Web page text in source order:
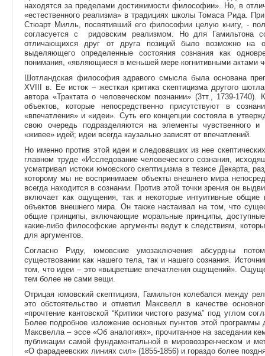
находятся за пределами достижимости философии». Но, в
«естественного реализма» в традициях школы Томаса Рида.
Стюарт Милль, посвятивший его философии целую книгу, -
согласуется с ридовским реализмом. Но для Гамильтона
отличающихся друг от друга позиций было возможно на
выделяющего определенные состояния сознания как
понимания, «являющиеся в меньшей мере когнитивными актами
Шотландская философия здравого смысла была основана
XVIII в. Ее исток – жесткая критика скептицизма другого
автора «Трактата о человеческом познании» (3тт., 1739-1740).
объектов, которые непосредственно присутствуют в
«впечатления» и «идеи». Суть его концепции состояла в
свою очередь подразделяются на элементы чувственного и
«живее» идей; идеи всегда каузально зависят от впечатлений.
Но именно против этой идеи и следовавших из нее
главном труде «Исследование человеческого сознания,
усматривал истоки юмовского скептицизма в тезисе Декарта,
которому мы не воспринимаем объекты внешнего мира
всегда находится в сознании. Против этой точки зрения он
включает как ощущения, так и некоторые интуитивные
объектов внешнего мира. Он также настаивал на том, что
общие принципы, включающие моральные принципы,
какие-либо философские аргументы ведут к следствиям,
для аргументов.
Согласно Риду, юмовские умозаключения абсурдны
существовании как нашего тела, так и нашего сознания.
том, что идеи – это «выцветшие впечатления ощущений».
тем более не сами вещи.
Отрицая юмовский скептицизм, Гамильтон колебался между
это обстоятельство и отметил Максвелл в качестве
«прочтение кантовской “Критики чистого разума” под углом
Более подробное изложение основных пунктов этой
Максвелла – эссе «Об аналогиях», прочитанное на заседании
публикации самой фундаментальной в мировоззренческом и
«О фарадеевских линиях сил» (1855-1856) и гораздо более